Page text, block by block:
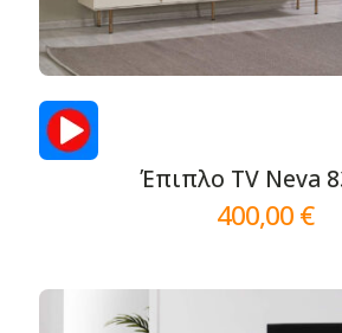
Έπιπλο TV Neva
400,00€